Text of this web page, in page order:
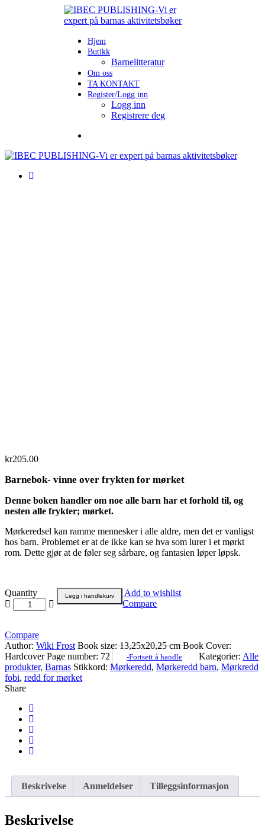
Hjem
Butikk
Barnelitteratur
Om oss
TA KONTAKT
Register/Logg inn
Logg inn
Registrere deg
kr205.00
Barnebok- vinne over frykten for mørket
Denne boken handler om noe alle barn har et forhold til, og
nesten alle frykter; mørket.
Mørkeredsel kan ramme mennesker i alle aldre, men det er vanligst
hos barn. Problemet er at de ikke kan se hva som lurer i et mørkt
rom. Dette gjør at de føler seg sårbare, og fantasien løper løpsk.
Quantity Legg i handlekurv
Add to wishlist
Compare
Compare
Author: Wiki Frost Book size: 13,25x20,25 cm Book Cover:
Hardcover Page number: 72 -Fortsett å handle Kategorier: Alle
produkter, Barnas Stikkord: Mørkeredd,Mørkeredd barn, Mørkredd
fobi, redd for mørket
Share
Beskrivelse Anmeldelser Tilleggsinformasjon
Beskrivelse